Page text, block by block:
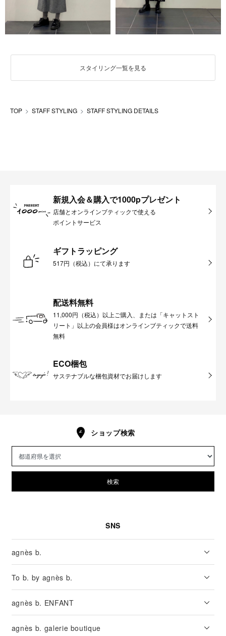
スタイリング一覧を見る
TOP STAFF STYLING STAFF STYLING DETAILS
新規入会＆購入で1000pプレゼント
店舗とオンラインブティックで使える
ポイントサービス
ギフトラッピング
517円（税込）にて承ります
配送料無料
11,000円（税込）以上ご購入、または「キャットスト
リート」以上の会員様はオンラインブティックで送料
無料
ECO梱包
サステナブルな梱包資材でお届けします
ショップ検索
検索
SNS
agnès b.
To b. by agnès b.
agnès b. ENFANT
agnès b. galerie boutique